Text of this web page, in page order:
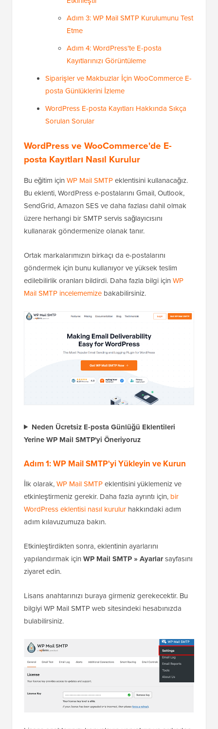
Adım 3: WP Mail SMTP Kurulumunu Test
Etme
Adım 4: WordPress'te E-posta
Kayıtlarınızı Görüntüleme
Siparişler ve Makbuzlar İçin WooCommerce E-
posta Günlüklerini İzleme
WordPress E-posta Kayıtları Hakkında Sıkça
Sorulan Sorular
WordPress ve WooCommerce'de E-
posta Kayıtları Nasıl Kurulur
Bu eğitim için WP Mail SMTPeklentisini kullanacağız.
Bu eklenti, WordPress e-postalarını Gmail, Outlook,
SendGrid, Amazon SES ve daha fazlası dahil olmak
üzere herhangi bir SMTP servis sağlayıcısını
kullanarak göndermenize olanak tanır.
Ortak markalarımızın birkaçı da e-postalarını
göndermek için bunu kullanıyor ve yüksek teslim
edilebilirlik oranları bildirdi. Daha fazla bilgi için WP
Mail SMTP incelememize bakabilirsiniz.
Neden Ücretsiz E-posta Günlüğü Eklentileri
Yerine WP Mail SMTP'yi Öneriyoruz
Adım 1: WP Mail SMTP'yi Yükleyin ve Kurun
İlk olarak,WP Mail SMTPeklentisini yüklemeniz ve
etkinleştirmeniz gerekir. Daha fazla ayrıntı için, bir
WordPress eklentisi nasıl kurulur hakkındaki adım
adım kılavuzumuza bakın.
Etkinleştirdikten sonra, eklentinin ayarlarını
yapılandırmak için WP Mail SMTP » Ayarlarsayfasını
ziyaret edin.
Lisans anahtarınızı buraya girmeniz gerekecektir. Bu
bilgiyi WP Mail SMTP web sitesindeki hesabınızda
bulabilirsiniz.